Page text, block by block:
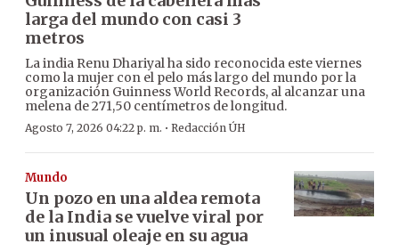
larga del mundo con casi 3
metros
La india Renu Dhariyal ha sido reconocida este viernes
como la mujer con el pelo más largo del mundo por la
organización Guinness World Records, al alcanzar una
melena de 271,50 centímetros de longitud.
Agosto 7, 2026 04:22 p. m. · Redacción ÚH
Mundo
Un pozo en una aldea remota
de la India se vuelve viral por
un inusual oleaje en su agua